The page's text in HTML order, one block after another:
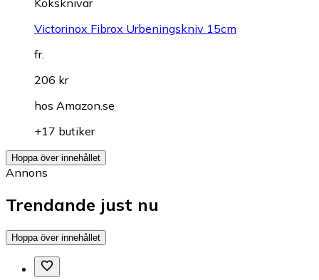
Köksknivar
Victorinox Fibrox Urbeningskniv 15cm
fr.
206 kr
hos Amazon.se
+17 butiker
Hoppa över innehållet
Annons
Trendande just nu
Hoppa över innehållet